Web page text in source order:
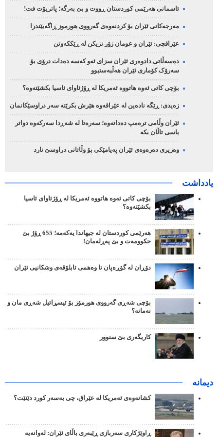
ئاسمانی هەرێمی کوردستان ڕووت و بێ بەرگە؛ پاتریۆت فت!
مەرجەکانی ئێران بۆ کردنەوەی گەرووی هورموز ڕاگەیێندرا
عێراقچی: ئێران و عومان زۆر نزیکن لە ڕێککەوتن
دەسەڵاتی دادوەری ئێران سزای ئەو کەسە دەدات درۆی بۆ
سەرۆک کۆماری ئێران هەڵبەستبوو
بۆچی کاتی ئەوە هاتووە ئەمریکا لە ڕۆژئاوای ئاسیا بکشێتەوە؟
زەیدی: ڕێگە نادەین لە عێراقەوە هێرش بکرێتە سەر دراوسێکانمان
ئێران وڵامی ترەمپ دەداتەوە؛ سەرەتا لە شەڕدا سەرکەوە دواتر
باسی تاڵان بکە
وەزیری دەرەوەی ئێران پەیامێکی بۆ وڵاتانی دراوسێ نارد
یادداشت
بۆچی کاتی ئەوە هاتووە ئەمریکا لە ڕۆژئاوای ئاسیا
بکشێتەوە؟
هەرێمی کوردستان لە جیهاندا یەکەمە؛ 655 ڕۆژ بێ
حکوومەت و بێ پەڕلەمان!
دۆڕان لە گۆڕەپان تا وەهمی ئابلۆقەی وشکانیی ئێران
بۆچی شەڕی گەرووی هورمۆز بۆ ئیسڕائیل شەڕی مان و
نەمانە؟
کاریگەری بێ سنوور
دیمانە
کشانەوەی ئەمریکا لە عێراق، چی بەسەر کورد دێنێت؟
ڕاوێژکاری سەربازی ڕێبەری باڵای ئێران: لەوانەیە